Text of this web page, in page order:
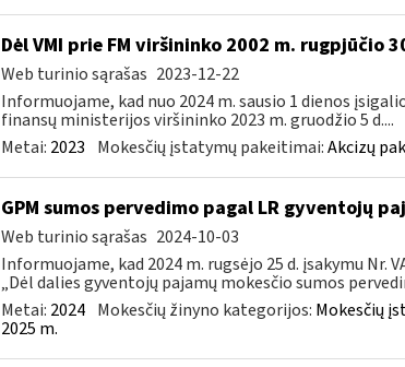
Dėl VMI prie FM viršininko 2002 m. rugpjūčio
Web turinio sąrašas 2023-12-22
Informuojame, kad nuo 2024 m. sausio 1 dienos
finansų ministerijos viršininko 2023 m. gruodžio 5 d....
Metai: 2023 Mokesčių įstatymų pakeitimai:Akcizų
GPM sumos pervedimo pagal LR gyventojų
Web turinio sąrašas 2024-10-03
Informuojame, kad 2024 m. rugsėjo 25 d. įsakymu Nr.
„Dėl dalies gyventojų pajamų mokesčio sumos
Metai: 2024 Mokesčių žinyno kategorijos: Mokesčių
2025 m.